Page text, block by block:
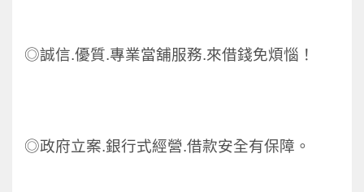
◎誠信.優質.專業當舖服務.來借錢免煩惱！
◎政府立案.銀行式經營.借款安全有保障。